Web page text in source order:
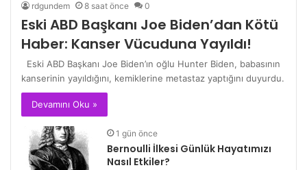
rdgundem 8 saat önce 0
Eski ABD Başkanı Joe Biden’dan Kötü
Haber: Kanser Vücuduna Yayıldı!
Eski ABD Başkanı Joe Biden’ın oğlu Hunter Biden, babasının
kanserinin yayıldığını, kemiklerine metastaz yaptığını duyurdu.
Devamını Oku »
1 gün önce
Bernoulli İlkesi Günlük Hayatımızı
Nasıl Etkiler?